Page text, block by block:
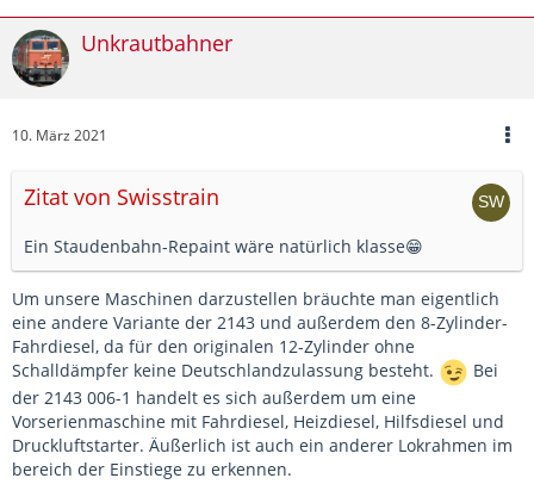
Unkrautbahner
10. März 2021
Zitat von Swisstrain
Ein Staudenbahn-Repaint wäre natürlich klasse😁
Um unsere Maschinen darzustellen bräuchte man eigentlich
eine andere Variante der 2143 und außerdem den 8-Zylinder-
Fahrdiesel, da für den originalen 12-Zylinder ohne
Schalldämpfer keine Deutschlandzulassung besteht.
Bei
der 2143 006-1 handelt es sich außerdem um eine
Vorserienmaschine mit Fahrdiesel, Heizdiesel, Hilfsdiesel und
Druckluftstarter. Äußerlich ist auch ein anderer Lokrahmen im
bereich der Einstiege zu erkennen.